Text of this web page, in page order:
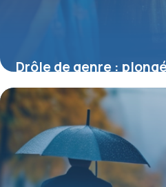
Drôle de genre :
comédie théâtrale qui
11 juillet 2025